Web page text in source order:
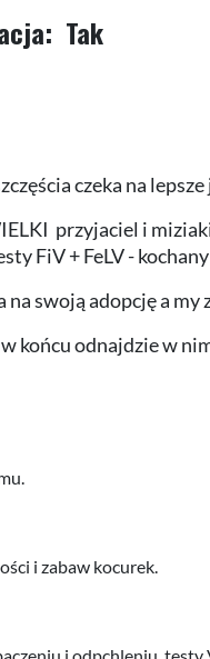
Tak
czeka na
przyjaciel i
FiV + FeLV -
na swoją adopcję a
końcu odnajdzie w
i zabaw kocurek.